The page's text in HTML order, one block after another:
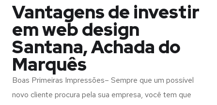
Vantagens de investir
em web design
Santana, Achada do
Marquês
Boas Primeiras Impressões– Sempre que um possível
novo cliente procura pela sua empresa, você tem que